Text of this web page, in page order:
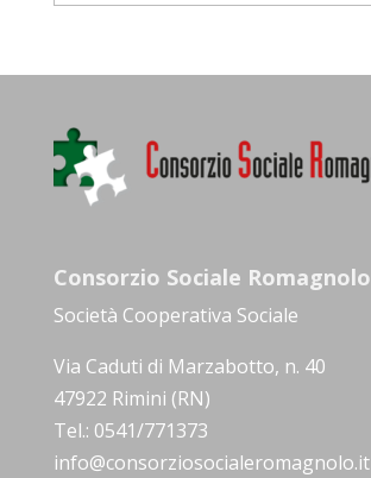
Consorzio Sociale Romagnolo
Società Cooperativa Sociale
Via Caduti di Marzabotto, n. 40
47922 Rimini (RN)
Tel.: 0541/771373
info@consorziosocialeromagnolo.it